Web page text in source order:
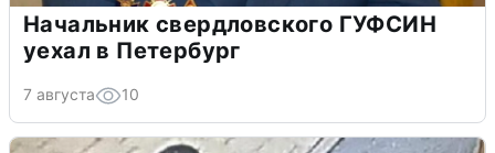
Начальник свердловского ГУФСИН
уехал в Петербург
7 августа 10